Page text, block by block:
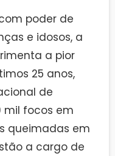
poder de
e idosos, a
a pior
25 anos,
de
mil focos em
queimadas em
a cargo de